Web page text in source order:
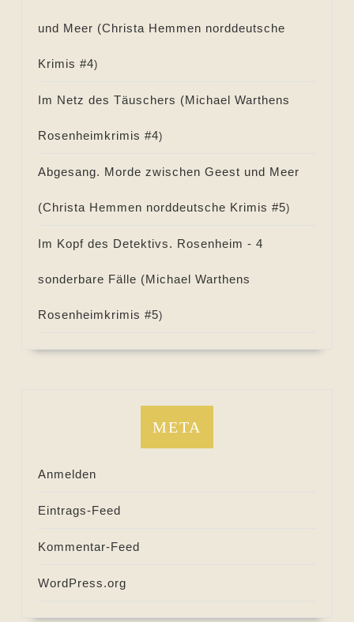
und Meer (Christa Hemmen norddeutsche
Krimis #4)
Im Netz des Täuschers (Michael Warthens
Rosenheimkrimis #4)
Abgesang. Morde zwischen Geest und Meer
(Christa Hemmen norddeutsche Krimis #5)
Im Kopf des Detektivs. Rosenheim - 4
sonderbare Fälle (Michael Warthens
Rosenheimkrimis #5)
META
Anmelden
Eintrags-Feed
Kommentar-Feed
WordPress.org